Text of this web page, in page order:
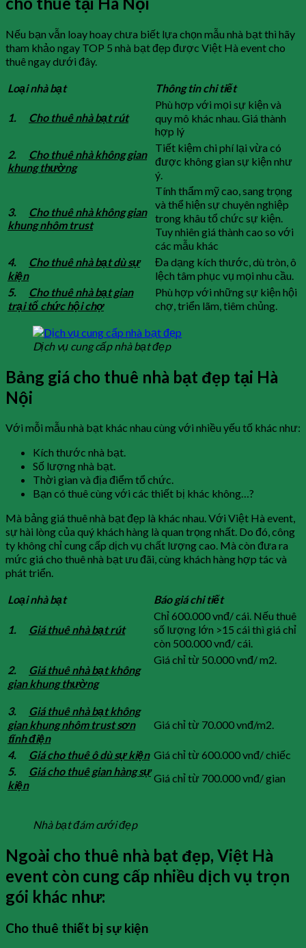
Nếu bạn vẫn loay hoay chưa biết lựa chọn mẫu nhà bạt thì hãy
tham khảo ngay TOP 5 nhà bạt đẹp được Việt Hà event cho
thuê ngay dưới đây.
Loại nhà bạt Thông tin chi tiết
1. Cho thuê nhà bạt rút
Phù hợp với mọi sự kiện và
quy mô khác nhau. Giá thành
hợp lý
2. Cho thuê nhà không gian
khung thường
Tiết kiệm chi phí lại vừa có
được không gian sự kiện như
ý.
3. Cho thuê nhà không gian
khung nhôm trust
Tính thẩm mỹ cao, sang trọng
và thể hiện sự chuyên nghiệp
trong khâu tổ chức sự kiện.
Tuy nhiên giá thành cao so với
các mẫu khác
4. Cho thuê nhà bạt dù sự
kiện
Đa dạng kích thước, dù tròn, ô
lệch tâm phục vụ mọi nhu cầu.
5. Cho thuê nhà bạt gian
trại tổ chức hội chợ
Phù hợp với những sự kiện hội
chợ, triển lãm, tiêm chủng.
Dịch vụ cung cấp nhà bạt đẹp
Bảng giá cho thuê nhà bạt đẹp tại Hà
Nội
Với mỗi mẫu nhà bạt khác nhau cùng với nhiều yếu tố khác như:
Kích thước nhà bạt.
Số lượng nhà bạt.
Thời gian và địa điểm tổ chức.
Bạn có thuê cùng với các thiết bị khác không…?
Mà bảng giá thuê nhà bạt đẹp là khác nhau. Với Việt Hà event,
sự hài lòng của quý khách hàng là quan trọng nhất. Do đó, công
ty không chỉ cung cấp dịch vụ chất lượng cao. Mà còn đưa ra
mức giá cho thuê nhà bạt ưu đãi, cùng khách hàng hợp tác và
phát triển.
Loại nhà bạt Báo giá chi tiết
1. Giá thuê nhà bạt rút
Chỉ 600.000 vnđ/ cái. Nếu thuê
số lượng lớn >15 cái thì giá chỉ
còn 500.000 vnđ/ cái.
2. Giá thuê nhà bạt không
gian khung thường
Giá chỉ từ 50.000 vnđ/ m2.
3. Giá thuê nhà bạt không
gian khung nhôm trust sơn
tĩnh điện
Giá chỉ từ 70.000 vnđ/m2.
4. Giá cho thuê ô dù sự kiện Giá chỉ từ 600.000 vnđ/ chiếc
5. Giá cho thuê gian hàng sự
kiện
Giá chỉ từ 700.000 vnđ/ gian
Nhà bạt đám cưới đẹp
Ngoài cho thuê nhà bạt đẹp, Việt Hà
event còn cung cấp nhiều dịch vụ trọn
gói khác như:
Cho thuê thiết bị sự kiện